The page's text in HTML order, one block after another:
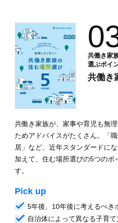
共働き家
選ぶポイ
共働き
共働き家族が、家事や育児も無
ためアドバイスがたくさん。「
居」など、近年スタンダードに
加えて、住む場所選びの5つのポ
す。
Pick up
5年後、10年後に考えるべき
自治体によって異なる子育て